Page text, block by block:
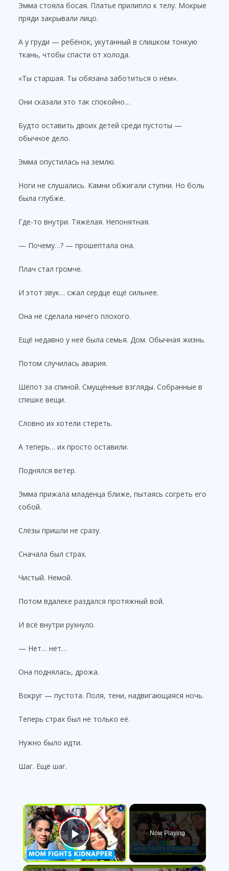
Эмма стояла босая. Платье прилипло к телу. Мокрые
пряди закрывали лицо.
А у груди — ребёнок, укутанный в слишком тонкую
ткань, чтобы спасти от холода.
«Ты старшая. Ты обязана заботиться о нём».
Они сказали это так спокойно…
Будто оставить двоих детей среди пустоты —
обычное дело.
Эмма опустилась на землю.
Ноги не слушались. Камни обжигали ступни. Но боль
была глубже.
Где-то внутри. Тяжёлая. Непонятная.
— Почему…? — прошептала она.
Плач стал громче.
И этот звук… сжал сердце ещё сильнее.
Она не сделала ничего плохого.
Ещё недавно у неё была семья. Дом. Обычная жизнь.
Потом случилась авария.
Шёпот за спиной. Смущённые взгляды. Собранные в
спешке вещи.
Словно их хотели стереть.
А теперь… их просто оставили.
Поднялся ветер.
Эмма прижала младенца ближе, пытаясь согреть его
собой.
Слёзы пришли не сразу.
Сначала был страх.
Чистый. Немой.
Потом вдалеке раздался протяжный вой.
И всё внутри рухнуло.
— Нет… нет…
Она поднялась, дрожа.
Вокруг — пустота. Поля, тени, надвигающаяся ночь.
Теперь страх был не только её.
Нужно было идти.
Шаг. Ещё шаг.
×
Play Video
Now Playing
×